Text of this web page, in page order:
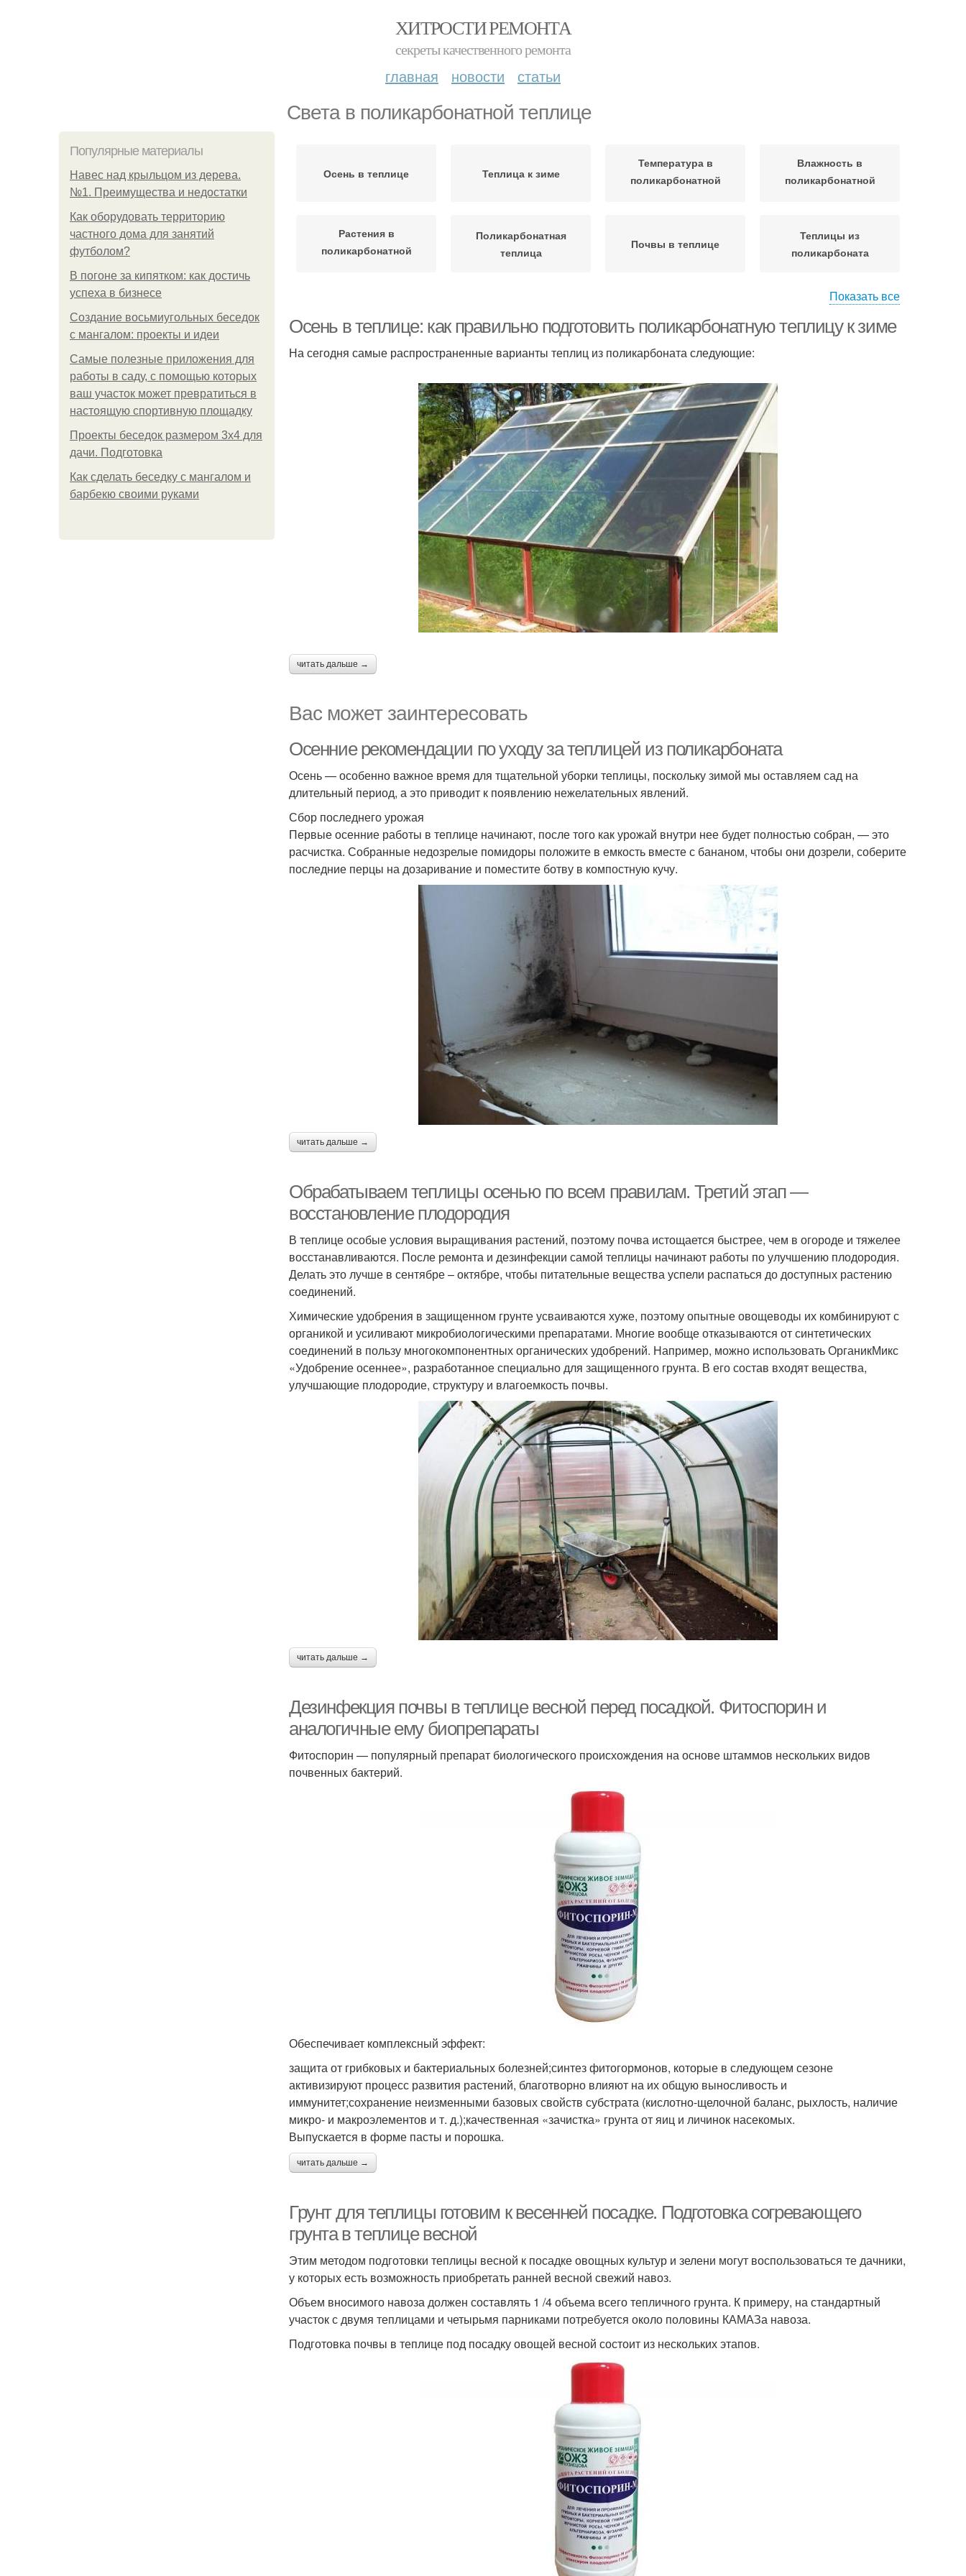
ХИТРОСТИ РЕМОНТА
секреты качественного ремонта
главная новости статьи
Света в поликарбонатной теплице
Популярные материалы
Навес над крыльцом из дерева.
№1. Преимущества и недостатки
Как оборудовать территорию
частного дома для занятий
футболом?
В погоне за кипятком: как достичь
успеха в бизнесе
Создание восьмиугольных беседок
с мангалом: проекты и идеи
Самые полезные приложения для
работы в саду, с помощью которых
ваш участок может превратиться в
настоящую спортивную площадку
Проекты беседок размером 3х4 для
дачи. Подготовка
Как сделать беседку с мангалом и
барбекю своими руками
Осень в теплице Теплица к зиме
Температура в
поликарбонатной
Влажность в
поликарбонатной
Растения в
поликарбонатной
Поликарбонатная
теплица
Почвы в теплице
Теплицы из
поликарбоната
Показать все
Осень в теплице: как правильно подготовить поликарбонатную теплицу к зиме
На сегодня самые распространенные варианты теплиц из поликарбоната следующие:
читать дальше →
Вас может заинтересовать
Осенние рекомендации по уходу за теплицей из поликарбоната
Осень — особенно важное время для тщательной уборки теплицы, поскольку зимой мы оставляем сад на
длительный период, а это приводит к появлению нежелательных явлений.
Сбор последнего урожая
Первые осенние работы в теплице начинают, после того как урожай внутри нее будет полностью собран, — это
расчистка. Собранные недозрелые помидоры положите в емкость вместе с бананом, чтобы они дозрели, соберите
последние перцы на дозаривание и поместите ботву в компостную кучу.
читать дальше →
Обрабатываем теплицы осенью по всем правилам. Третий этап —
восстановление плодородия
В теплице особые условия выращивания растений, поэтому почва истощается быстрее, чем в огороде и тяжелее
восстанавливаются. После ремонта и дезинфекции самой теплицы начинают работы по улучшению плодородия.
Делать это лучше в сентябре – октябре, чтобы питательные вещества успели распаться до доступных растению
соединений.
Химические удобрения в защищенном грунте усваиваются хуже, поэтому опытные овощеводы их комбинируют с
органикой и усиливают микробиологическими препаратами. Многие вообще отказываются от синтетических
соединений в пользу многокомпонентных органических удобрений. Например, можно использовать ОрганикМикс
«Удобрение осеннее», разработанное специально для защищенного грунта. В его состав входят вещества,
улучшающие плодородие, структуру и влагоемкость почвы.
читать дальше →
Дезинфекция почвы в теплице весной перед посадкой. Фитоспорин и
аналогичные ему биопрепараты
Фитоспорин — популярный препарат биологического происхождения на основе штаммов нескольких видов
почвенных бактерий.
Обеспечивает комплексный эффект:
защита от грибковых и бактериальных болезней;синтез фитогормонов, которые в следующем сезоне
активизируют процесс развития растений, благотворно влияют на их общую выносливость и
иммунитет;сохранение неизменными базовых свойств субстрата (кислотно-щелочной баланс, рыхлость, наличие
микро- и макроэлементов и т. д.);качественная «зачистка» грунта от яиц и личинок насекомых.
Выпускается в форме пасты и порошка.
читать дальше →
Грунт для теплицы готовим к весенней посадке. Подготовка согревающего
грунта в теплице весной
Этим методом подготовки теплицы весной к посадке овощных культур и зелени могут воспользоваться те дачники,
у которых есть возможность приобретать ранней весной свежий навоз.
Объем вносимого навоза должен составлять 1 /4 объема всего тепличного грунта. К примеру, на стандартный
участок с двумя теплицами и четырьмя парниками потребуется около половины КАМАЗа навоза.
Подготовка почвы в теплице под посадку овощей весной состоит из нескольких этапов.